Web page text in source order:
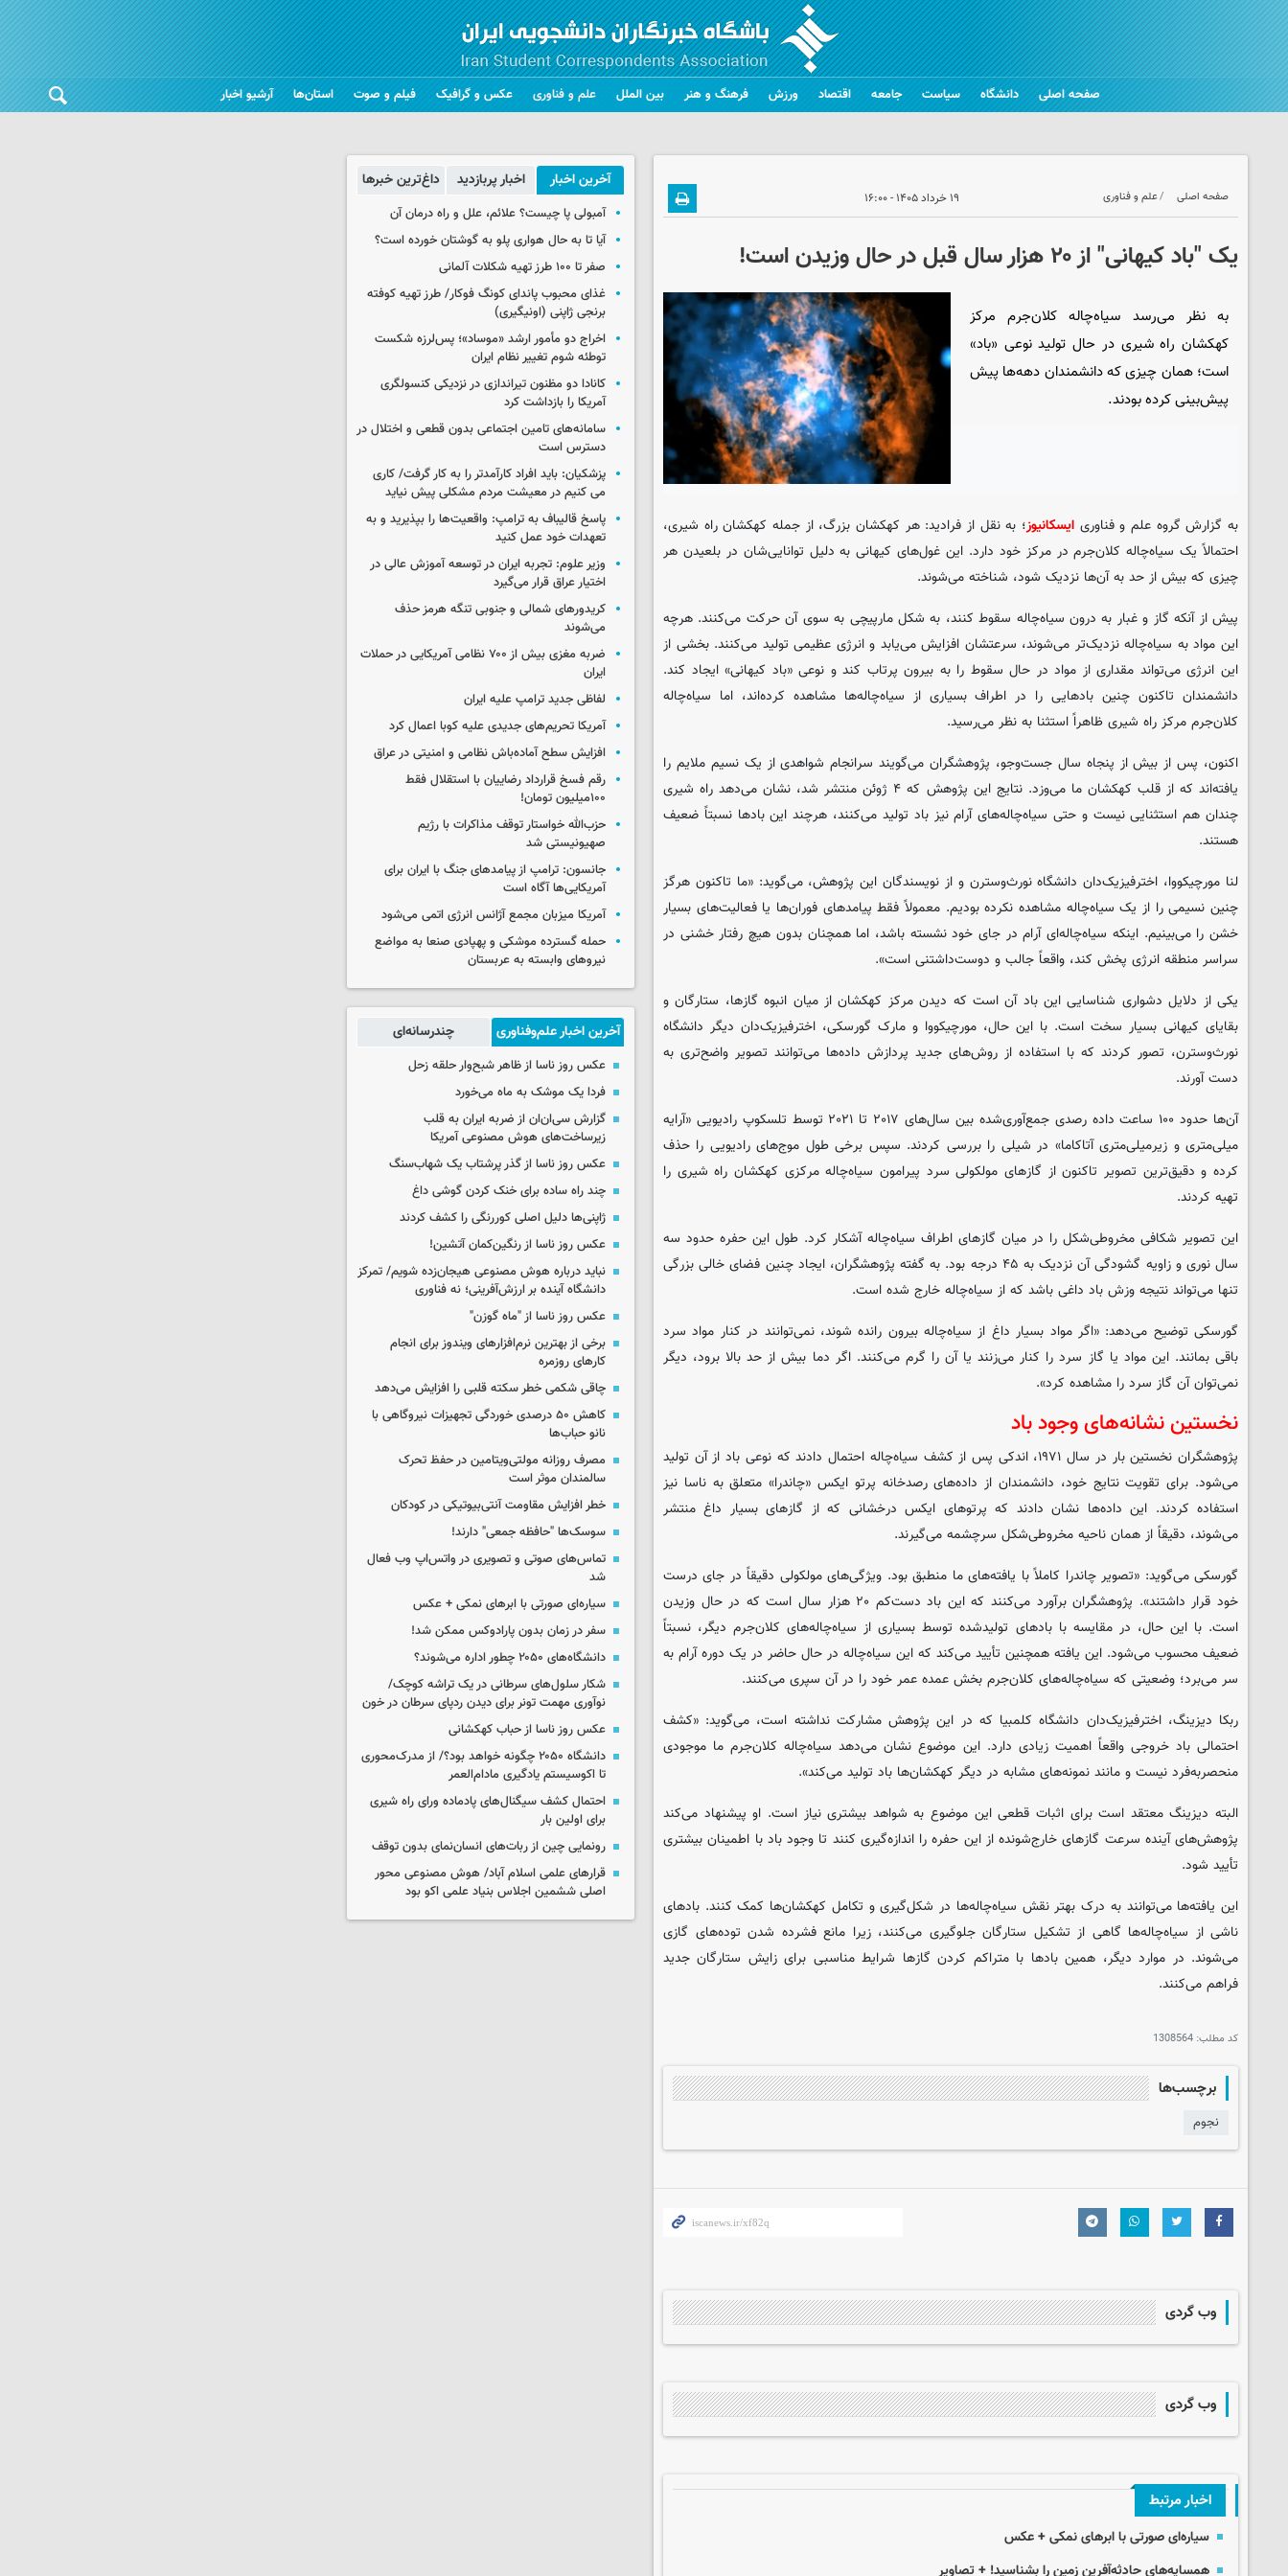
صفحه اصلی دانشگاه سیاست جامعه اقتصاد ورزش فرهنگ و هنر بین الملل علم و فناوری عکس و گرافیک فیلم و صوت استان‌ها آرشیو اخبار
صفحه اصلی علم و فناوری ۱۹ خرداد ۱۴۰۵ - ۱۶:۰۰
یک "باد کیهانی" از ۲۰ هزار سال قبل در حال وزیدن است!
به نظر می‌رسد سیاه‌چاله کلان‌جرم مرکز
کهکشان راه شیری در حال تولید نوعی «باد»
است؛ همان چیزی که دانشمندان دهه‌ها پیش
پیش‌بینی کرده بودند.
به گزارش گروه علم و فناوری ایسکانیوز؛ به نقل از فرادید: هر کهکشان بزرگ، از جمله کهکشان راه شیری،
احتمالاً یک سیاه‌چاله کلان‌جرم در مرکز خود دارد. این غول‌های کیهانی به دلیل توانایی‌شان در بلعیدن هر
چیزی که بیش از حد به آن‌ها نزدیک شود، شناخته می‌شوند.
پیش از آنکه گاز و غبار به درون سیاه‌چاله سقوط کنند، به شکل مارپیچی به سوی آن حرکت می‌کنند. هرچه
این مواد به سیاه‌چاله نزدیک‌تر می‌شوند، سرعتشان افزایش می‌یابد و انرژی عظیمی تولید می‌کنند. بخشی از
این انرژی می‌تواند مقداری از مواد در حال سقوط را به بیرون پرتاب کند و نوعی «باد کیهانی» ایجاد کند.
دانشمندان تاکنون چنین بادهایی را در اطراف بسیاری از سیاه‌چاله‌ها مشاهده کرده‌اند، اما سیاه‌چاله
کلان‌جرم مرکز راه شیری ظاهراً استثنا به نظر می‌رسید.
اکنون، پس از بیش از پنجاه سال جست‌وجو، پژوهشگران می‌گویند سرانجام شواهدی از یک نسیم ملایم را
یافته‌اند که از قلب کهکشان ما می‌وزد. نتایج این پژوهش که ۴ ژوئن منتشر شد، نشان می‌دهد راه شیری
چندان هم استثنایی نیست و حتی سیاه‌چاله‌های آرام نیز باد تولید می‌کنند، هرچند این بادها نسبتاً ضعیف
هستند.
لنا مورچیکووا، اخترفیزیک‌دان دانشگاه نورث‌وسترن و از نویسندگان این پژوهش، می‌گوید: «ما تاکنون هرگز
چنین نسیمی را از یک سیاه‌چاله مشاهده نکرده بودیم. معمولاً فقط پیامدهای فوران‌ها یا فعالیت‌های بسیار
خشن را می‌بینیم. اینکه سیاه‌چاله‌ای آرام در جای خود نشسته باشد، اما همچنان بدون هیچ رفتار خشنی در
سراسر منطقه انرژی پخش کند، واقعاً جالب و دوست‌داشتنی است».
یکی از دلایل دشواری شناسایی این باد آن است که دیدن مرکز کهکشان از میان انبوه گازها، ستارگان و
بقایای کیهانی بسیار سخت است. با این حال، مورچیکووا و مارک گورسکی، اخترفیزیک‌دان دیگر دانشگاه
نورث‌وسترن، تصور کردند که با استفاده از روش‌های جدید پردازش داده‌ها می‌توانند تصویر واضح‌تری به
دست آورند.
آن‌ها حدود ۱۰۰ ساعت داده رصدی جمع‌آوری‌شده بین سال‌های ۲۰۱۷ تا ۲۰۲۱ توسط تلسکوپ رادیویی «آرایه
میلی‌متری و زیرمیلی‌متری آتاکاما» در شیلی را بررسی کردند. سپس برخی طول موج‌های رادیویی را حذف
کرده و دقیق‌ترین تصویر تاکنون از گازهای مولکولی سرد پیرامون سیاه‌چاله مرکزی کهکشان راه شیری را
تهیه کردند.
این تصویر شکافی مخروطی‌شکل را در میان گازهای اطراف سیاه‌چاله آشکار کرد. طول این حفره حدود سه
سال نوری و زاویه گشودگی آن نزدیک به ۴۵ درجه بود. به گفته پژوهشگران، ایجاد چنین فضای خالی بزرگی
تنها می‌تواند نتیجه وزش باد داغی باشد که از سیاه‌چاله خارج شده است.
گورسکی توضیح می‌دهد: «اگر مواد بسیار داغ از سیاه‌چاله بیرون رانده شوند، نمی‌توانند در کنار مواد سرد
باقی بمانند. این مواد یا گاز سرد را کنار می‌زنند یا آن را گرم می‌کنند. اگر دما بیش از حد بالا برود، دیگر
نمی‌توان آن گاز سرد را مشاهده کرد».
نخستین نشانه‌های وجود باد
پژوهشگران نخستین بار در سال ۱۹۷۱، اندکی پس از کشف سیاه‌چاله احتمال دادند که نوعی باد از آن تولید
می‌شود. برای تقویت نتایج خود، دانشمندان از داده‌های رصدخانه پرتو ایکس «چاندرا» متعلق به ناسا نیز
استفاده کردند. این داده‌ها نشان دادند که پرتوهای ایکس درخشانی که از گازهای بسیار داغ منتشر
می‌شوند، دقیقاً از همان ناحیه مخروطی‌شکل سرچشمه می‌گیرند.
گورسکی می‌گوید: «تصویر چاندرا کاملاً با یافته‌های ما منطبق بود. ویژگی‌های مولکولی دقیقاً در جای درست
خود قرار داشتند». پژوهشگران برآورد می‌کنند که این باد دست‌کم ۲۰ هزار سال است که در حال وزیدن
است. با این حال، در مقایسه با بادهای تولیدشده توسط بسیاری از سیاه‌چاله‌های کلان‌جرم دیگر، نسبتاً
ضعیف محسوب می‌شود. این یافته همچنین تأیید می‌کند که این سیاه‌چاله در حال حاضر در یک دوره آرام به
سر می‌برد؛ وضعیتی که سیاه‌چاله‌های کلان‌جرم بخش عمده عمر خود را در آن سپری می‌کنند.
ربکا دیزینگ، اخترفیزیک‌دان دانشگاه کلمبیا که در این پژوهش مشارکت نداشته است، می‌گوید: «کشف
احتمالی باد خروجی واقعاً اهمیت زیادی دارد. این موضوع نشان می‌دهد سیاه‌چاله کلان‌جرم ما موجودی
منحصربه‌فرد نیست و مانند نمونه‌های مشابه در دیگر کهکشان‌ها باد تولید می‌کند».
البته دیزینگ معتقد است برای اثبات قطعی این موضوع به شواهد بیشتری نیاز است. او پیشنهاد می‌کند
پژوهش‌های آینده سرعت گازهای خارج‌شونده از این حفره را اندازه‌گیری کنند تا وجود باد با اطمینان بیشتری
تأیید شود.
این یافته‌ها می‌توانند به درک بهتر نقش سیاه‌چاله‌ها در شکل‌گیری و تکامل کهکشان‌ها کمک کنند. بادهای
ناشی از سیاه‌چاله‌ها گاهی از تشکیل ستارگان جلوگیری می‌کنند، زیرا مانع فشرده شدن توده‌های گازی
می‌شوند. در موارد دیگر، همین بادها با متراکم کردن گازها شرایط مناسبی برای زایش ستارگان جدید
فراهم می‌کنند.
کد مطلب: 1308564
برچسب‌ها
نجوم
وب گردی
وب گردی
اخبار مرتبط
سیاره‌ای صورتی با ابرهای نمکی + عکس
همسایه‌های حادثه‌آفرین زمین را بشناسید! + تصاویر
آخرین اخبار اخبار پربازدید داغ‌ترین خبرها
آمبولی پا چیست؟ علائم، علل و راه درمان آن
آیا تا به حال هواری پلو به گوشتان خورده است؟
صفر تا ۱۰۰ طرز تهیه شکلات آلمانی
غذای محبوب پاندای کونگ فوکار/ طرز تهیه کوفته
برنجی ژاپنی (اونیگیری)
اخراج دو مأمور ارشد «موساد»؛ پس‌لرزه شکست
توطئه شوم تغییر نظام ایران
کانادا دو مظنون تیراندازی در نزدیکی کنسولگری
آمریکا را بازداشت کرد
سامانه‌های تامین اجتماعی بدون قطعی و اختلال در
دسترس است
پزشکیان: باید افراد کارآمدتر را به کار گرفت/ کاری
می کنیم در معیشت مردم مشکلی پیش نیاید
پاسخ قالیباف به ترامپ: واقعیت‌ها را بپذیرید و به
تعهدات خود عمل کنید
وزیر علوم: تجربه ایران در توسعه آموزش عالی در
اختیار عراق قرار می‌گیرد
کریدورهای شمالی و جنوبی تنگه هرمز حذف
می‌شوند
ضربه مغزی بیش از ۷۰۰ نظامی آمریکایی در حملات
ایران
لفاظی جدید ترامپ علیه ایران
آمریکا تحریم‌های جدیدی علیه کوبا اعمال کرد
افزایش سطح آماده‌باش نظامی و امنیتی در عراق
رقم فسخ قرارداد رضاییان با استقلال فقط
۱۰۰میلیون تومان!
حزب‌الله خواستار توقف مذاکرات با رژیم
صهیونیستی شد
جانسون: ترامپ از پیامدهای جنگ با ایران برای
آمریکایی‌ها آگاه است
آمریکا میزبان مجمع آژانس انرژی اتمی می‌شود
حمله گسترده موشکی و پهپادی صنعا به مواضع
نیروهای وابسته به عربستان
آخرین اخبار علم‌وفناوری چندرسانه‌ای
عکس روز ناسا از ظاهر شبح‌وار حلقه زحل
فردا یک موشک به ماه می‌خورد
گزارش سی‌ان‌ان از ضربه ایران به قلب
زیرساخت‌های هوش مصنوعی آمریکا
عکس روز ناسا از گذر پرشتاب یک شهاب‌سنگ
چند راه‌ ساده برای خنک کردن گوشی داغ
ژاپنی‌ها دلیل اصلی کوررنگی را کشف کردند
عکس روز ناسا از رنگین‌کمان آتشین!
نباید درباره هوش مصنوعی هیجان‌زده شویم/ تمرکز
دانشگاه آینده بر ارزش‌آفرینی؛ نه فناوری
عکس روز ناسا از "ماه گوزن"
برخی از بهترین نرم‌افزارهای ویندوز برای انجام
کارهای روزمره
چاقی شکمی خطر سکته قلبی را افزایش می‌دهد
کاهش ۵۰ درصدی خوردگی تجهیزات نیروگاهی با
نانو حباب‌ها
مصرف روزانه مولتی‌ویتامین در حفظ تحرک
سالمندان موثر است
خطر افزایش مقاومت آنتی‌بیوتیکی در کودکان
سوسک‌ها "حافظه جمعی" دارند!
تماس‌های صوتی و تصویری در واتس‌اپ وب فعال
شد
سیاره‌ای صورتی با ابرهای نمکی + عکس
سفر در زمان بدون پارادوکس ممکن شد!
دانشگاه‌های ۲۰۵۰ چطور اداره می‌شوند؟
شکار سلول‌های سرطانی در یک تراشه کوچک/
نوآوری مهمت تونر برای دیدن ردپای سرطان در خون
عکس روز ناسا از حباب کهکشانی
دانشگاه ۲۰۵۰ چگونه خواهد بود؟/ از مدرک‌محوری
تا اکوسیستم یادگیری مادام‌العمر
احتمال کشف سیگنال‌های پادماده ورای راه شیری
برای اولین بار
رونمایی چین از ربات‌های انسان‌نمای بدون توقف
قرارهای علمی اسلام آباد/ هوش مصنوعی محور
اصلی ششمین اجلاس بنیاد علمی اکو بود